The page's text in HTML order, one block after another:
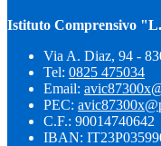
Istituto Comprensivo
Via A. Diaz, 94 -
Tel: 0825 475034
Email:
PEC:
C.F.: 90014740642
IBAN: